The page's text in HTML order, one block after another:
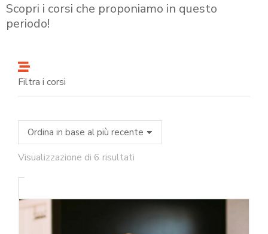
Scopri i corsi che proponiamo in questo
periodo!
Filtra i corsi
Visualizzazione di 6 risultati